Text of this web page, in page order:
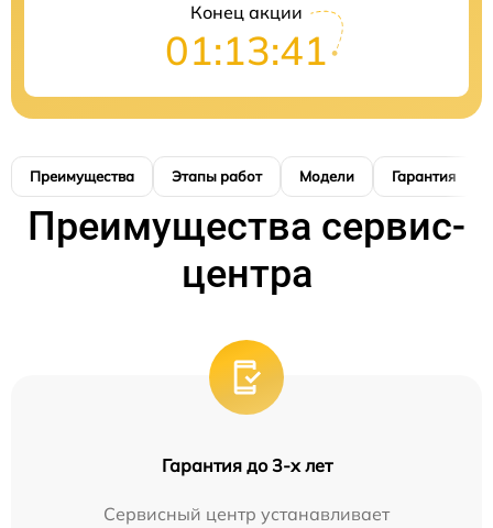
Конец акции
01:13:40
Преимущества Этапы работ Модели Гарантия
Преимущества сервис-
центра
Гарантия до 3-х лет
Сервисный центр устанавливает